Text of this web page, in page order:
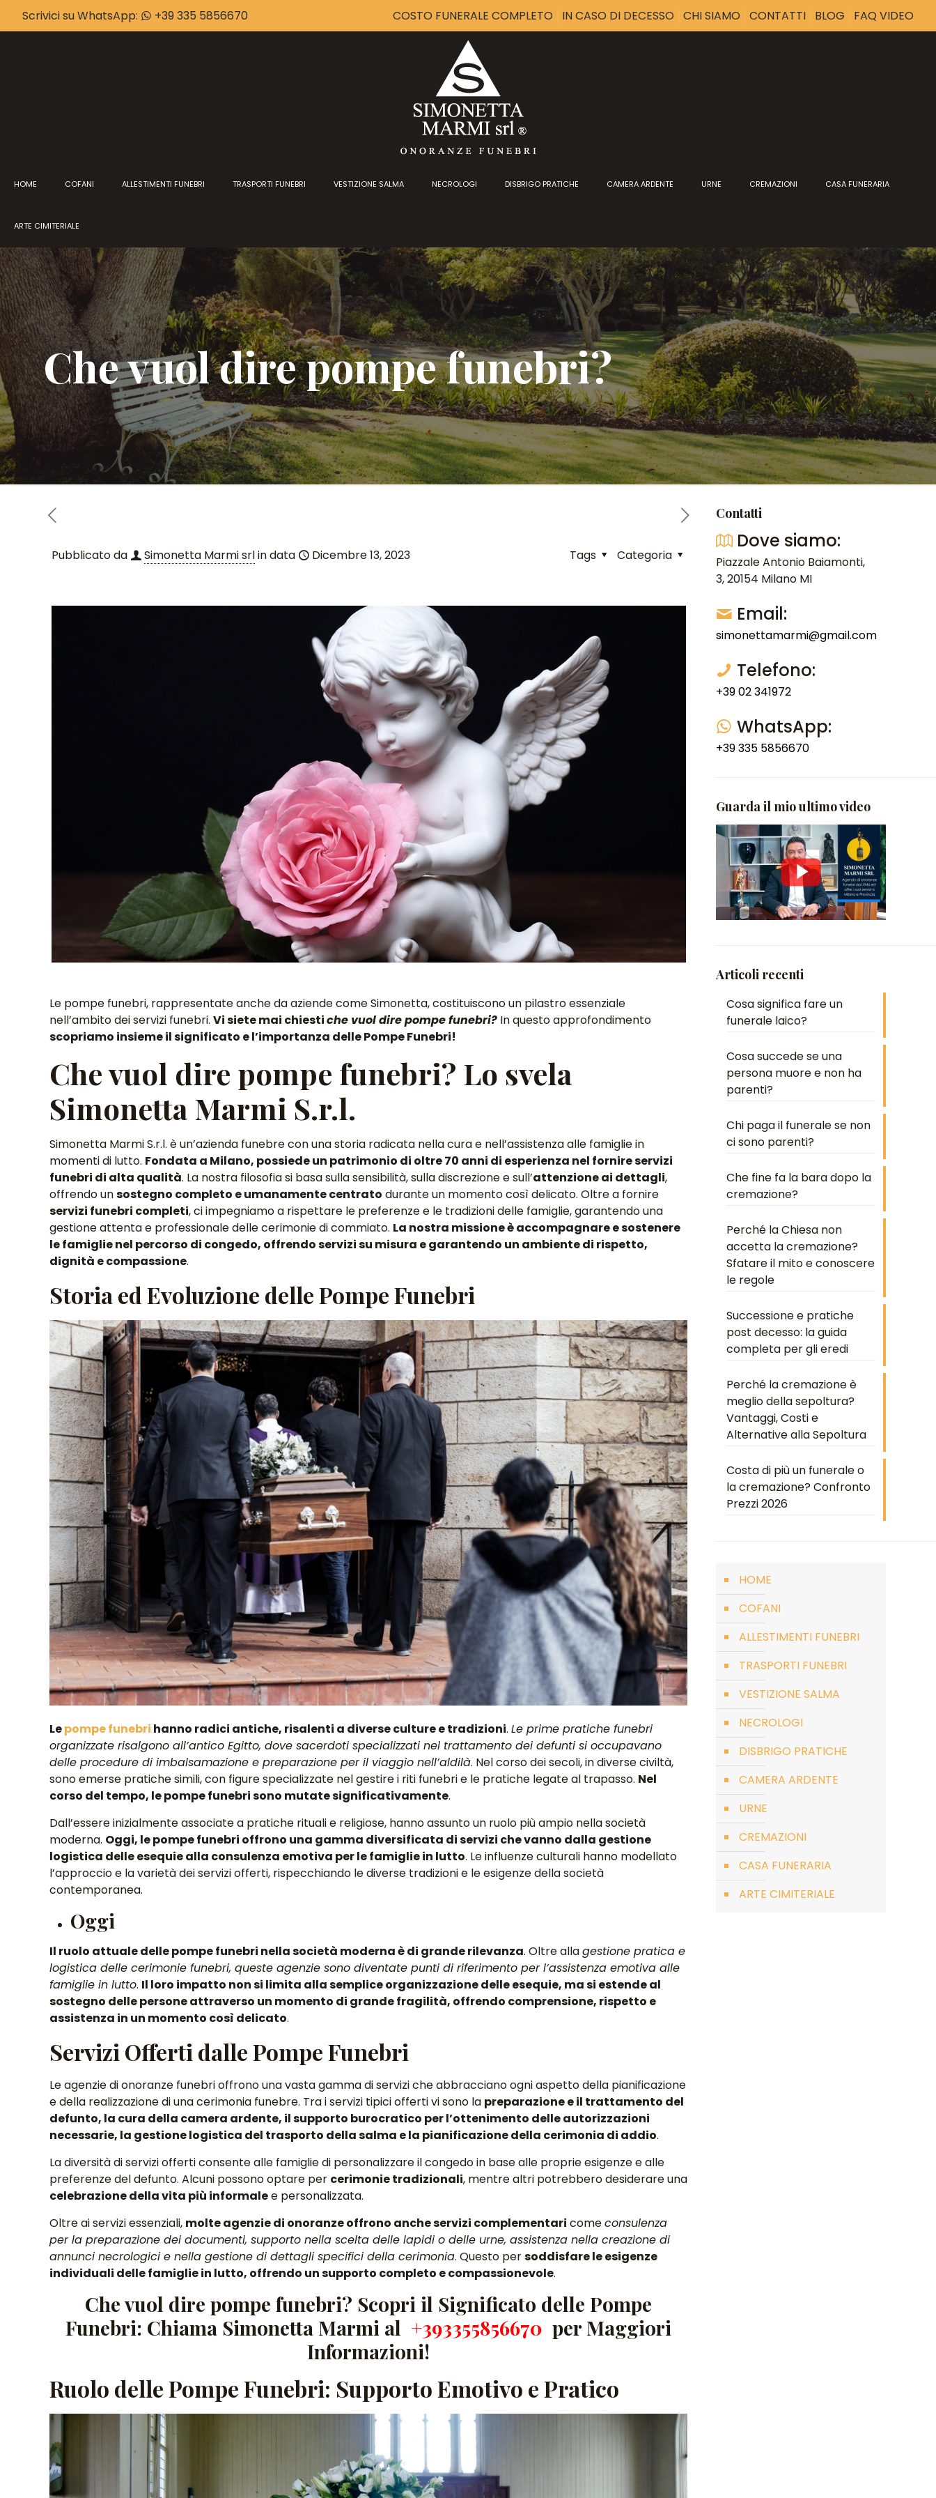
Scrivici su WhatsApp: +39 335 5856670 COSTO FUNERALE COMPLETO IN CASO DI DECESSO CHI SIAMO CONTATTI BLOG FAQ VIDEO
HOME COFANI ALLESTIMENTI FUNEBRI TRASPORTI FUNEBRI VESTIZIONE SALMA NECROLOGI DISBRIGO PRATICHE CAMERA ARDENTE URNE CREMAZIONI CASA FUNERARIA
ARTE CIMITERIALE
Che vuol dire pompe funebri?
Pubblicato da Simonetta Marmi srlin data Dicembre 13, 2023 Categoria
Tags
Le pompe funebri, rappresentate anche da aziende come Simonetta, costituiscono un pilastro essenziale
nell’ambito dei servizi funebri.Vi siete mai chiestiche vuol dire pompe funebri? In questo approfondimento
scopriamo insieme il significato e l’importanza delle Pompe Funebri!
Che vuol dire pompe funebri? Lo svela
Simonetta Marmi S.r.l.
Simonetta Marmi S.r.l. è un’azienda funebre con una storia radicata nella cura e nell’assistenza alle famiglie in
momenti di lutto. Fondata a Milano, possiede un patrimonio di oltre 70 anni di esperienza nel fornire servizi
funebri di alta qualità. La nostra filosofia si basa sulla sensibilità, sulla discrezione e sull’attenzione ai dettagli,
offrendo unsostegno completo e umanamente centrato durante un momento così delicato. Oltre a fornire
servizi funebri completi, ci impegniamo a rispettare le preferenze e le tradizioni delle famiglie, garantendo una
gestione attenta e professionale delle cerimonie di commiato. La nostra missione è accompagnare e sostenere
le famiglie nel percorso di congedo, offrendo servizi su misura e garantendo un ambiente di rispetto,
dignità e compassione.
Storia ed Evoluzione delle Pompe Funebri
Lepompe funebri hanno radici antiche, risalenti a diverse culture e tradizioni.Le prime pratiche funebri
organizzate risalgono all’antico Egitto, dove sacerdoti specializzati nel trattamento dei defunti si occupavano
delle procedure di imbalsamazione e preparazione per il viaggio nell’aldilà. Nel corso dei secoli, in diverse civiltà,
sono emerse pratiche simili, con figure specializzate nel gestire i riti funebri e le pratiche legate al trapasso. Nel
corso del tempo, le pompe funebri sono mutate significativamente.
Dall’essere inizialmente associate a pratiche rituali e religiose, hanno assunto un ruolo più ampio nella società
moderna. Oggi, le pompe funebri offrono una gamma diversificata di servizi che vanno dalla gestione
logistica delle esequie alla consulenza emotiva per le famiglie in lutto. Le influenze culturali hanno modellato
l’approccio e la varietà dei servizi offerti, rispecchiando le diverse tradizioni e le esigenze della società
contemporanea.
Oggi
Il ruolo attuale delle pompe funebri nella società moderna è di grande rilevanza. Oltre allagestione pratica e
logistica delle cerimonie funebri, queste agenzie sono diventate punti di riferimento per l’assistenza emotiva alle
famiglie in lutto. Il loro impatto non si limita alla semplice organizzazione delle esequie, ma si estende al
sostegno delle persone attraverso un momento di grande fragilità, offrendo comprensione, rispetto e
assistenza in un momento così delicato.
Servizi Offerti dalle Pompe Funebri
Le agenzie di onoranze funebri offrono una vasta gamma di servizi che abbracciano ogni aspetto della pianificazione
e della realizzazione di una cerimonia funebre. Tra i servizi tipici offerti vi sono la preparazione e il trattamento del
defunto, la cura della camera ardente, il supporto burocratico per l’ottenimento delle autorizzazioni
necessarie, la gestione logistica del trasporto della salma e la pianificazione della cerimonia di addio.
La diversità di servizi offerti consente alle famiglie di personalizzare il congedo in base alle proprie esigenze e alle
preferenze del defunto. Alcuni possono optare per cerimonie tradizionali, mentre altri potrebbero desiderare una
celebrazione della vita più informalee personalizzata.
Oltre ai servizi essenziali, molte agenzie di onoranze offrono anche servizi complementari comeconsulenza
per la preparazione dei documenti, supporto nella scelta delle lapidi o delle urne, assistenza nella creazione di
annunci necrologici e nella gestione di dettagli specifici della cerimonia. Questo persoddisfare le esigenze
individuali delle famiglie in lutto, offrendo un supporto completo e compassionevole.
Che vuol dire pompe funebri? Scopri il Significato delle Pompe
Funebri: Chiama Simonetta Marmi al +393355856670 per Maggiori
Informazioni!
Ruolo delle Pompe Funebri: Supporto Emotivo e Pratico
Contatti
Dove siamo:
Piazzale Antonio Baiamonti,
3, 20154 Milano MI
Email:
simonettamarmi@gmail.com
Telefono:
+39 02 341972
WhatsApp:
+39 335 5856670
Guarda il mio ultimo video
Articoli recenti
Cosa significa fare un
funerale laico?
Cosa succede se una
persona muore e non ha
parenti?
Chi paga il funerale se non
ci sono parenti?
Che fine fa la bara dopo la
cremazione?
Perché la Chiesa non
accetta la cremazione?
Sfatare il mito e conoscere
le regole
Successione e pratiche
post decesso: la guida
completa per gli eredi
Perché la cremazione è
meglio della sepoltura?
Vantaggi, Costi e
Alternative alla Sepoltura
Costa di più un funerale o
la cremazione? Confronto
Prezzi 2026
HOME
COFANI
ALLESTIMENTI FUNEBRI
TRASPORTI FUNEBRI
VESTIZIONE SALMA
NECROLOGI
DISBRIGO PRATICHE
CAMERA ARDENTE
URNE
CREMAZIONI
CASA FUNERARIA
ARTE CIMITERIALE